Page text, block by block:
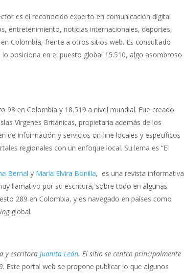
es el reconocido experto en comunicación digital
entretenimiento, noticias internacionales, deportes,
Colombia, frente a otros sitios web. Es consultado
posiciona en el puesto global 15.510, algo asombroso
93 en Colombia y 18,519 a nivel mundial. Fue creado
Vírgenes Británicas, propietaria además de los
de información y servicios on-line locales y específicos
regionales con un enfoque local. Su lema es “El
Bernal y María Elvira Bonilla, es una revista informativa
llamativo por su escritura, sobre todo en algunas
289 en Colombia, y es navegado en países como
global.
y escritoraJuanita León. El sitio se centra principalmente
. Este portal web se propone publicar lo que algunos